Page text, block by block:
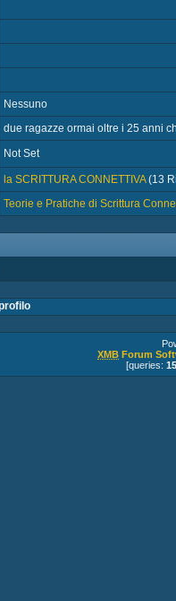
Nessuno
due ragazze ormai oltre i 25 anni
Not Set
la SCRITTURA CONNETTIVA(13
Teorie e Pratiche di Scrittura
XMB Forum
[queries: 15